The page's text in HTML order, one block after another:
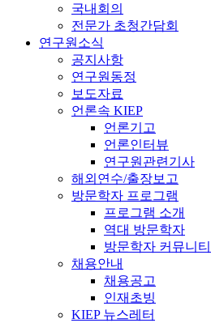
국내회의
전문가 초청간담회
연구원소식
공지사항
연구원동정
보도자료
언론속 KIEP
언론기고
언론인터뷰
연구원관련기사
해외연수/출장보고
방문학자 프로그램
프로그램 소개
역대 방문학자
방문학자 커뮤니티
채용안내
채용공고
인재초빙
KIEP 뉴스레터